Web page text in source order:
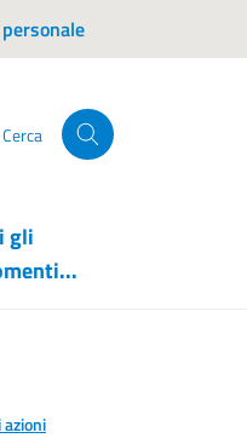
Cerca
gli
azioni